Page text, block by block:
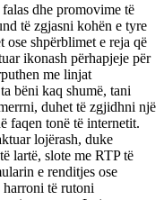
dhe promovime të
të zgjasni kohën e tyre
shpërblimet e reja që
ikonash përhapjeje për
me linjat
bëni kaq shumë, tani
duhet të zgjidhni një
faqen tonë të internetit.
lojërash, duke
lartë, slote me RTP të
e renditjes ose
të rutoni